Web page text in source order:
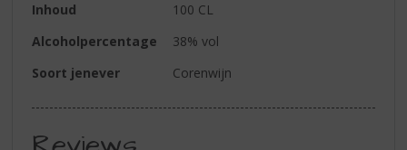
Inhoud
100 CL
Alcoholpercentage
38% vol
Soort jenever
Corenwijn